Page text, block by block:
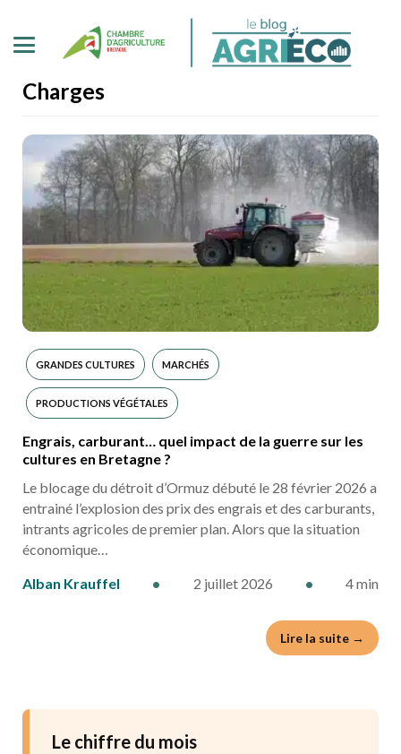
Charges
GRANDES CULTURES MARCHÉS
PRODUCTIONS VÉGÉTALES
Engrais, carburant… quel impact de la guerre sur les
cultures en Bretagne ?
Le blocage du détroit d’Ormuz débuté le 28 février 2026 a
entrainé l’explosion des prix des engrais et des carburants,
intrants agricoles de premier plan. Alors que la situation
économique…
Alban Krauffel
• 2 juillet 2026 • 4 min
Lire la suite →
Le chiffre du mois